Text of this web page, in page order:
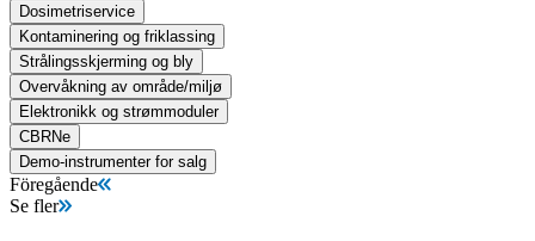
Dosimetriservice
Kontaminering og friklassing
Strålingsskjerming og bly
Overvåkning av område/miljø
Elektronikk og strømmoduler
CBRNe
Demo-instrumenter for salg
Föregående
Se fler